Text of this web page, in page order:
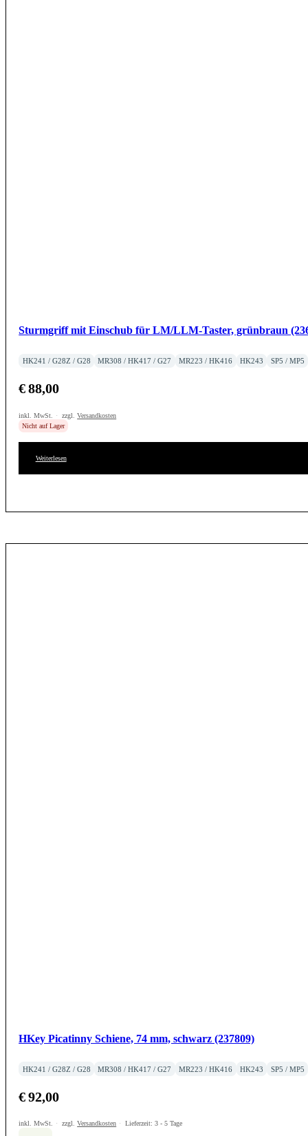
Sturmgriff mit Einschub für LM/LLM-Taster, grünbraun
HK241 / G28Z / G28 MR308 / HK417 / G27 MR223 / HK416 HK243 SP5 / MP5
€88,00
inkl. MwSt. zzgl.Versandkosten
Nicht auf Lager
Weiterlesen
HKey Picatinny Schiene, 74 mm, schwarz (237809)
HK241 / G28Z / G28 MR308 / HK417 / G27 MR223 / HK416 HK243 SP5 / MP5
€92,00
inkl. MwSt. zzgl.Versandkosten Lieferzeit:3 - 5 Tage